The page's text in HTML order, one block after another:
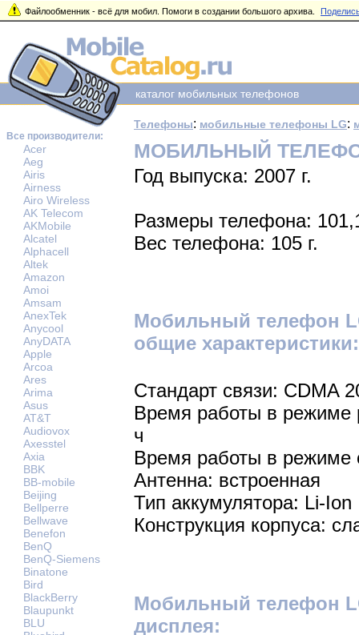
Файлообменник - всё для мобил. Помоги в создании большого архива.
Все производители:
Acer
Aeg
Airis
Airness
Airo Wireless
AK Telecom
AKMobile
Alcatel
Alphacell
Altek
Amazon
Amoi
Amsam
AnexTek
Anycool
AnyDATA
Apple
Arcoa
Ares
Arima
Asus
AT&T
Audiovox
Axesstel
Axia
BBK
BB-mobile
Beijing
Bellperre
Bellwave
Benefon
BenQ
BenQ-Siemens
Binatone
Bird
BlackBerry
Blaupunkt
BLU
каталог мобильных телефонов
Телефоны: мобильные телефоны LG:
МОБИЛЬНЫЙ
Год выпуска: 2007 г.
Размеры телефона:
Вес телефона: 105 г.
Мобильный телефон
общие характеристики:
Стандарт связи: CDMA
Время работы в режиме
ч
Время работы в режиме
Антенна: встроенная
Тип аккумулятора: Li-Ion
Конструкция корпуса:
Мобильный телефон
дисплея: